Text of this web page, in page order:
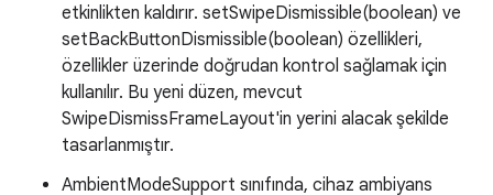
etkinlikten kaldırır. setSwipeDismissible(boolean) ve
setBackButtonDismissible(boolean) özellikleri,
özellikler üzerinde doğrudan kontrol sağlamak için
kullanılır. Bu yeni düzen, mevcut
SwipeDismissFrameLayout'in yerini alacak şekilde
tasarlanmıştır.
AmbientModeSupport sınıfında, cihaz ambiyans